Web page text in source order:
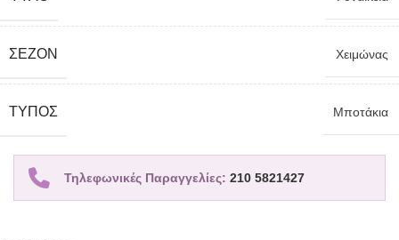
ΣΕΖΌΝ Χειμώνας
TΎΠΟΣ Μποτάκια
Τηλεφωνικές Παραγγελίες: 210 5821427